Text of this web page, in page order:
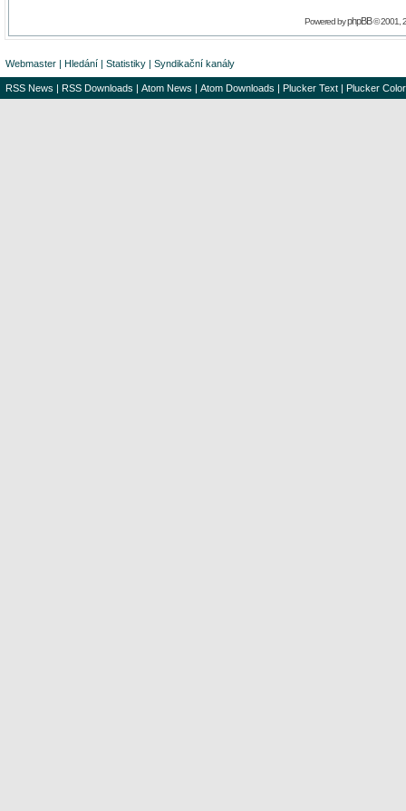
Powered byphpBB© 2001,
Webmaster | Hledání | Statistiky | Syndikační kanály
RSS News | RSS Downloads | Atom News | Atom Downloads | Plucker Text | Plucker Color